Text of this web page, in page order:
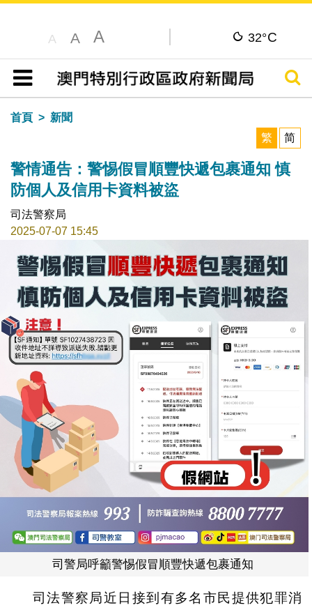
A A A 32°C
目錄
搜尋
首頁
新聞
繁
简
警情通告：警惕假冒順豐快遞包裹通知 慎
防個人及信用卡資料被盜
司法警察局
2025-07-07 15:45
司警局呼籲警惕假冒順豐快遞包裹通知
司法警察局近日接到有多名市民提供犯罪消